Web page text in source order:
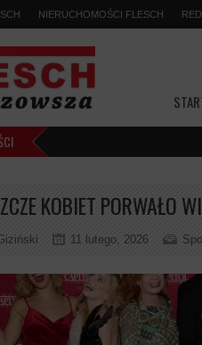
NIERUCHOMOŚCI FLESCH
KOBIET PORWAŁO
11 lutego, 2026